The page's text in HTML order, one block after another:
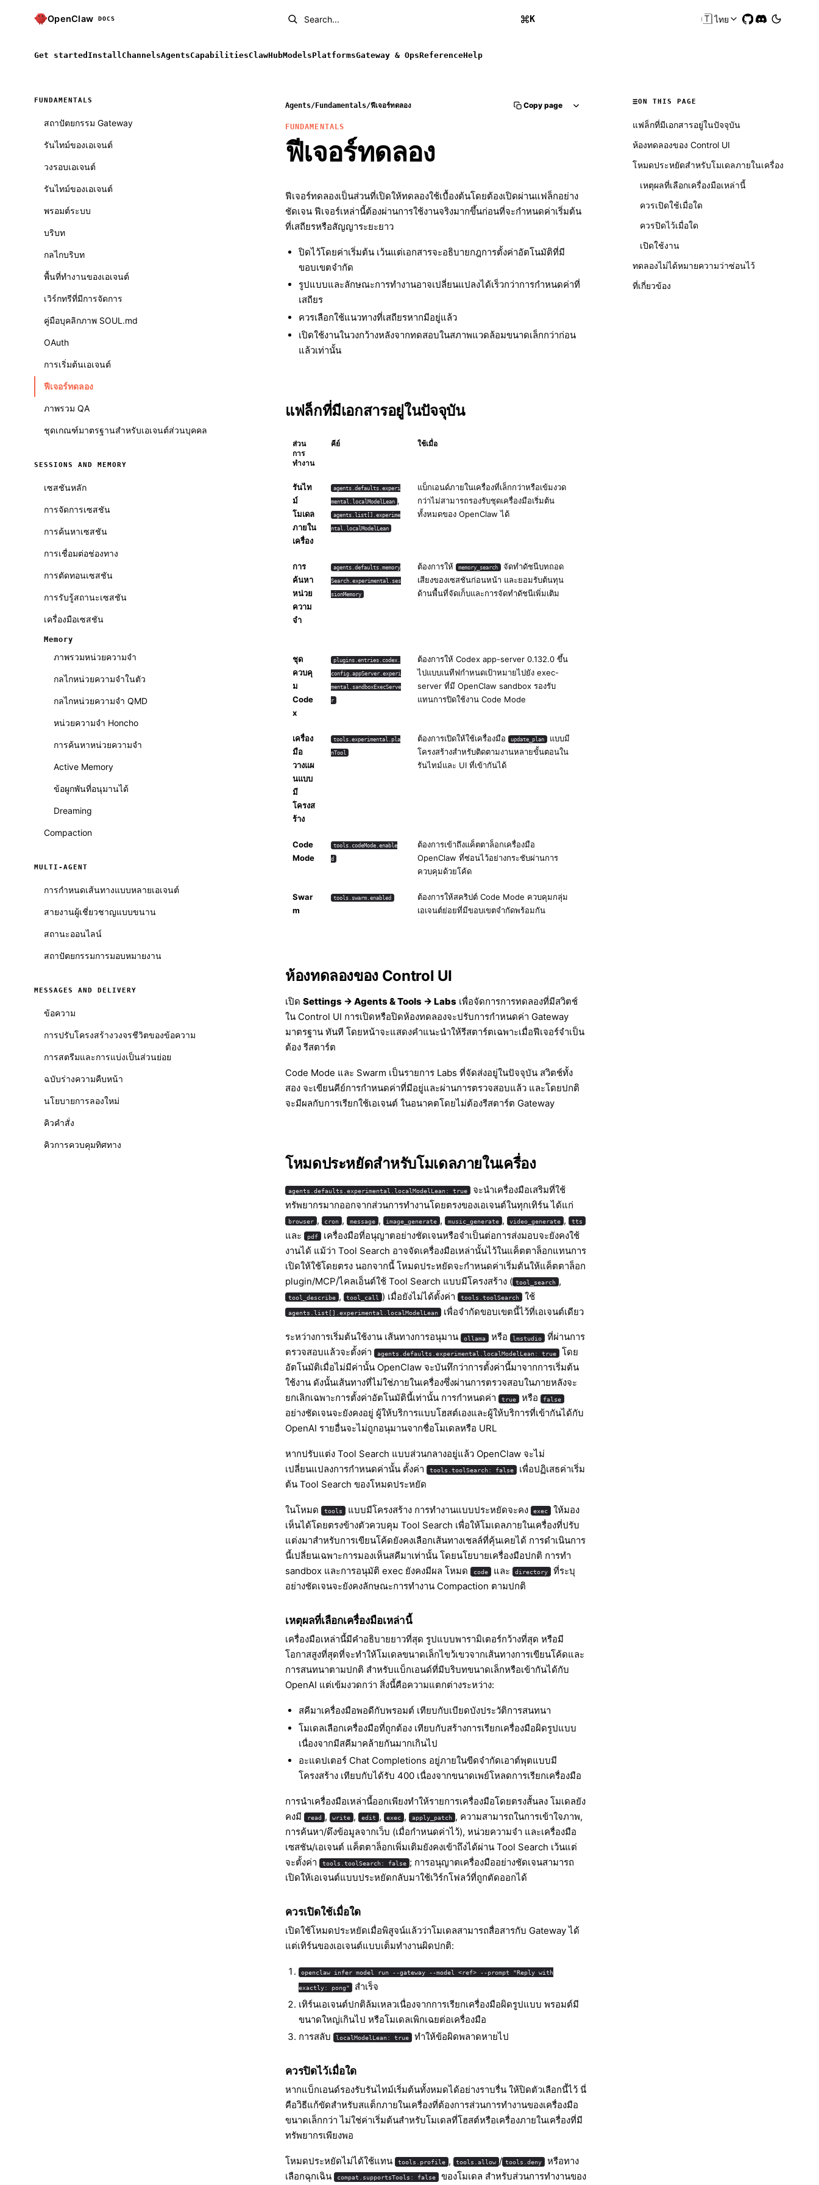
OpenClaw DOCS Search... K 🇹🇭ไทย
Get started Install ChannelsAgentsCapabilitiesClawHubModelsPlatformsGateway & OpsReferenceHelp
FUNDAMENTALS
สถาปัตยกรรม Gateway
รันไทม์ของเอเจนต์
วงรอบเอเจนต์
รันไทม์ของเอเจนต์
พรอมต์ระบบ
บริบท
กลไกบริบท
พื้นที่ทำงานของเอเจนต์
เวิร์กทรีที่มีการจัดการ
คู่มือบุคลิกภาพ SOUL.md
OAuth
การเริ่มต้นเอเจนต์
ฟีเจอร์ทดลอง
ภาพรวม QA
ชุดเกณฑ์มาตรฐานสำหรับเอเจนต์ส่วนบุคคล
SESSIONS AND MEMORY
เซสชันหลัก
การจัดการเซสชัน
การค้นหาเซสชัน
การเชื่อมต่อช่องทาง
การตัดทอนเซสชัน
การรับรู้สถานะเซสชัน
เครื่องมือเซสชัน
Memory
ภาพรวมหน่วยความจำ
กลไกหน่วยความจำในตัว
กลไกหน่วยความจำ QMD
หน่วยความจำ Honcho
การค้นหาหน่วยความจำ
Active Memory
ข้อผูกพันที่อนุมานได้
Dreaming
Compaction
MULTI-AGENT
การกำหนดเส้นทางแบบหลายเอเจนต์
สายงานผู้เชี่ยวชาญแบบขนาน
สถานะออนไลน์
สถาปัตยกรรมการมอบหมายงาน
MESSAGES AND DELIVERY
ข้อความ
การปรับโครงสร้างวงจรชีวิตของข้อความ
การสตรีมและการแบ่งเป็นส่วนย่อย
ฉบับร่างความคืบหน้า
นโยบายการลองใหม่
คิวคำสั่ง
คิวการควบคุมทิศทาง
Agents/Fundamentals/ฟีเจอร์ทดลอง Copy page
FUNDAMENTALS
ฟีเจอร์ทดลอง
ฟีเจอร์ทดลองเป็นส่วนที่เปิดให้ทดลองใช้เบื้องต้นโดยต้องเปิดผ่านแฟล็กอย่าง
ชัดเจน ฟีเจอร์เหล่านี้ต้องผ่านการใช้งานจริงมากขึ้นก่อนที่จะกำหนดค่าเริ่มต้น
ที่เสถียรหรือสัญญาระยะยาว
ปิดไว้โดยค่าเริ่มต้น เว้นแต่เอกสารจะอธิบายกฎการตั้งค่าอัตโนมัติที่มี
ขอบเขตจำกัด
รูปแบบและลักษณะการทำงานอาจเปลี่ยนแปลงได้เร็วกว่าการกำหนดค่าที่
เสถียร
ควรเลือกใช้แนวทางที่เสถียรหากมีอยู่แล้ว
เปิดใช้งานในวงกว้างหลังจากทดสอบในสภาพแวดล้อมขนาดเล็กกว่าก่อน
แล้วเท่านั้น
แฟล็กที่มีเอกสารอยู่ในปัจจุบัน
ส่วน
การ
ทำงาน
คีย์ ใช้เมื่อ
รันไท
ม์
โมเดล
ภายใน
เครื่อง
agents.defaults.experi
mental.localModelLean ,
agents.list[].experime
ntal.localModelLean
แบ็กเอนด์ภายในเครื่องที่เล็กกว่าหรือเข้มงวด
กว่าไม่สามารถรองรับชุดเครื่องมือเริ่มต้น
ทั้งหมดของ OpenClaw ได้
การ
ค้นหา
หน่วย
ความ
จำ
agents.defaults.memory
Search.experimental.ses
sionMemory
ต้องการให้ memory_search จัดทำดัชนีบทถอด
เสียงของเซสชันก่อนหน้า และยอมรับต้นทุน
ด้านพื้นที่จัดเก็บและการจัดทำดัชนีเพิ่มเติม
ชุด
ควบคุ
ม
Code
x
plugins.entries.codex.
config.appServer.experi
mental.sandboxExecServe
r
ต้องการให้ Codex app-server 0.132.0 ขึ้น
ไปแบบเนทีฟกำหนดเป้าหมายไปยัง exec-
server ที่มี OpenClaw sandbox รองรับ
แทนการปิดใช้งาน Code Mode
เครื่อง
มือ
วางแผ
นแบบ
มี
โครงส
ร้าง
tools.experimental.pla
nTool
ต้องการเปิดให้ใช้เครื่องมือ update_plan แบบมี
โครงสร้างสำหรับติดตามงานหลายขั้นตอนใน
รันไทม์และ UI ที่เข้ากันได้
Code
Mode
tools.codeMode.enable
d
ต้องการเข้าถึงแค็ตตาล็อกเครื่องมือ
OpenClaw ที่ซ่อนไว้อย่างกระชับผ่านการ
ควบคุมด้วยโค้ด
Swar
m
tools.swarm.enabled
ต้องการให้สคริปต์ Code Mode ควบคุมกลุ่ม
เอเจนต์ย่อยที่มีขอบเขตจำกัดพร้อมกัน
ห้องทดลองของ Control UI
เปิด Settings → Agents & Tools → Labs เพื่อจัดการการทดลองที่มีสวิตช์
ใน Control UI การเปิดหรือปิดห้องทดลองจะปรับการกำหนดค่า Gateway
มาตรฐาน ทันที โดยหน้าจะแสดงคำแนะนำให้รีสตาร์ตเฉพาะเมื่อฟีเจอร์จำเป็น
ต้อง รีสตาร์ต
Code Mode และ Swarm เป็นรายการ Labs ที่จัดส่งอยู่ในปัจจุบัน สวิตช์ทั้ง
สอง จะเขียนคีย์การกำหนดค่าที่มีอยู่และผ่านการตรวจสอบแล้ว และโดยปกติ
จะมีผลกับการเรียกใช้เอเจนต์ ในอนาคตโดยไม่ต้องรีสตาร์ต Gateway
โหมดประหยัดสำหรับโมเดลภายในเครื่อง
agents.defaults.experimental.localModelLean: true จะนำเครื่องมือเสริมที่ใช้
ทรัพยากรมากออกจากส่วนการทำงานโดยตรงของเอเจนต์ในทุกเทิร์น ได้แก่
browser , cron , message , image_generate , music_generate , video_generate , tts
และ pdf เครื่องมือที่อนุญาตอย่างชัดเจนหรือจำเป็นต่อการส่งมอบจะยังคงใช้
งานได้ แม้ว่า Tool Search อาจจัดเครื่องมือเหล่านั้นไว้ในแค็ตตาล็อกแทนการ
เปิดให้ใช้โดยตรง นอกจากนี้ โหมดประหยัดจะกำหนดค่าเริ่มต้นให้แค็ตตาล็อก
plugin/MCP/ไคลเอ็นต์ใช้ Tool Search แบบมีโครงสร้าง ( tool_search ,
tool_describe , tool_call ) เมื่อยังไม่ได้ตั้งค่า tools.toolSearch ใช้
agents.list[].experimental.localModelLean เพื่อจำกัดขอบเขตนี้ไว้ที่เอเจนต์เดียว
ระหว่างการเริ่มต้นใช้งาน เส้นทางการอนุมาน ollama หรือ lmstudio
ที่ผ่านการ
ตรวจสอบแล้วจะตั้งค่า
agents.defaults.experimental.localModelLean: true โดย
อัตโนมัติเมื่อไม่มีค่านั้น OpenClaw จะบันทึกว่าการตั้งค่านี้มาจากการเริ่มต้น
ใช้งาน ดังนั้นเส้นทางที่ไม่ใช่ภายในเครื่องซึ่งผ่านการตรวจสอบในภายหลังจะ
ยกเลิกเฉพาะการตั้งค่าอัตโนมัตินี้เท่านั้น การกำหนดค่า
true หรือ false
อย่างชัดเจนจะยังคงอยู่ ผู้ให้บริการแบบโฮสต์เองและผู้ให้บริการที่เข้ากันได้กับ
OpenAI รายอื่นจะไม่ถูกอนุมานจากชื่อโมเดลหรือ URL
หากปรับแต่ง Tool Search แบบส่วนกลางอยู่แล้ว OpenClaw จะไม่
เปลี่ยนแปลงการกำหนดค่านั้น ตั้งค่า
tools.toolSearch: false เพื่อปฏิเสธค่าเริ่ม
ต้น Tool Search ของโหมดประหยัด
ในโหมด tools แบบมีโครงสร้าง การทำงานแบบประหยัดจะคง exec
ให้มอง
เห็นได้โดยตรงข้างตัวควบคุม Tool Search เพื่อให้โมเดลภายในเครื่องที่ปรับ
แต่งมาสำหรับการเขียนโค้ดยังคงเลือกเส้นทางเชลล์ที่คุ้นเคยได้ การดำเนินการ
นี้เปลี่ยนเฉพาะการมองเห็นสคีมาเท่านั้น โดยนโยบายเครื่องมือปกติ การทำ
sandbox และการอนุมัติ exec ยังคงมีผล โหมด
code และ directory
ที่ระบุ
อย่างชัดเจนจะยังคงลักษณะการทำงาน Compaction ตามปกติ
เหตุผลที่เลือกเครื่องมือเหล่านี้
เครื่องมือเหล่านี้มีคำอธิบายยาวที่สุด รูปแบบพารามิเตอร์กว้างที่สุด หรือมี
โอกาสสูงที่สุดที่จะทำให้โมเดลขนาดเล็กไขว้เขวจากเส้นทางการเขียนโค้ดและ
การสนทนาตามปกติ สำหรับแบ็กเอนด์ที่มีบริบทขนาดเล็กหรือเข้ากันได้กับ
OpenAI แต่เข้มงวดกว่า สิ่งนี้คือความแตกต่างระหว่าง:
สคีมาเครื่องมือพอดีกับพรอมต์ เทียบกับเบียดบังประวัติการสนทนา
โมเดลเลือกเครื่องมือที่ถูกต้อง เทียบกับสร้างการเรียกเครื่องมือผิดรูปแบบ
เนื่องจากมีสคีมาคล้ายกันมากเกินไป
อะแดปเตอร์ Chat Completions อยู่ภายในขีดจำกัดเอาต์พุตแบบมี
โครงสร้าง เทียบกับได้รับ 400 เนื่องจากขนาดเพย์โหลดการเรียกเครื่องมือ
การนำเครื่องมือเหล่านี้ออกเพียงทำให้รายการเครื่องมือโดยตรงสั้นลง โมเดลยัง
คงมี
read , write , edit , exec , apply_patch , ความสามารถในการเข้าใจภาพ,
การค้นหา/ดึงข้อมูลจากเว็บ (เมื่อกำหนดค่าไว้), หน่วยความจำ และเครื่องมือ
เซสชัน/เอเจนต์ แค็ตตาล็อกเพิ่มเติมยังคงเข้าถึงได้ผ่าน Tool Search เว้นแต่
จะตั้งค่า
tools.toolSearch: false ; การอนุญาตเครื่องมืออย่างชัดเจนสามารถ
เปิดให้เอเจนต์แบบประหยัดกลับมาใช้เวิร์กโฟลว์ที่ถูกตัดออกได้
ควรเปิดใช้เมื่อใด
เปิดใช้โหมดประหยัดเมื่อพิสูจน์แล้วว่าโมเดลสามารถสื่อสารกับ Gateway ได้
แต่เทิร์นของเอเจนต์แบบเต็มทำงานผิดปกติ:
openclaw infer model run --gateway --model <ref> --prompt "Reply with
exactly: pong"
สำเร็จ
เทิร์นเอเจนต์ปกติล้มเหลวเนื่องจากการเรียกเครื่องมือผิดรูปแบบ พรอมต์มี
ขนาดใหญ่เกินไป หรือโมเดลเพิกเฉยต่อเครื่องมือ
การสลับ
localModelLean: true ทำให้ข้อผิดพลาดหายไป
ควรปิดไว้เมื่อใด
หากแบ็กเอนด์รองรับรันไทม์เริ่มต้นทั้งหมดได้อย่างราบรื่น ให้ปิดตัวเลือกนี้ไว้ นี่
คือวิธีแก้ขัดสำหรับสแต็กภายในเครื่องที่ต้องการส่วนการทำงานของเครื่องมือ
ขนาดเล็กกว่า ไม่ใช่ค่าเริ่มต้นสำหรับโมเดลที่โฮสต์หรือเครื่องภายในเครื่องที่มี
ทรัพยากรเพียงพอ
โหมดประหยัดไม่ได้ใช้แทน tools.profile , tools.allow / tools.deny หรือทาง
เลือกฉุกเฉิน
compat.supportsTools: false ของโมเดล สำหรับส่วนการทำงานของ
ON THIS PAGE
แฟล็กที่มีเอกสารอยู่ในปัจจุบัน
ห้องทดลองของ Control UI
โหมดประหยัดสำหรับโมเดลภายในเครื่อง
เหตุผลที่เลือกเครื่องมือเหล่านี้
ควรเปิดใช้เมื่อใด
ควรปิดไว้เมื่อใด
เปิดใช้งาน
ทดลองไม่ได้หมายความว่าซ่อนไว้
ที่เกี่ยวข้อง